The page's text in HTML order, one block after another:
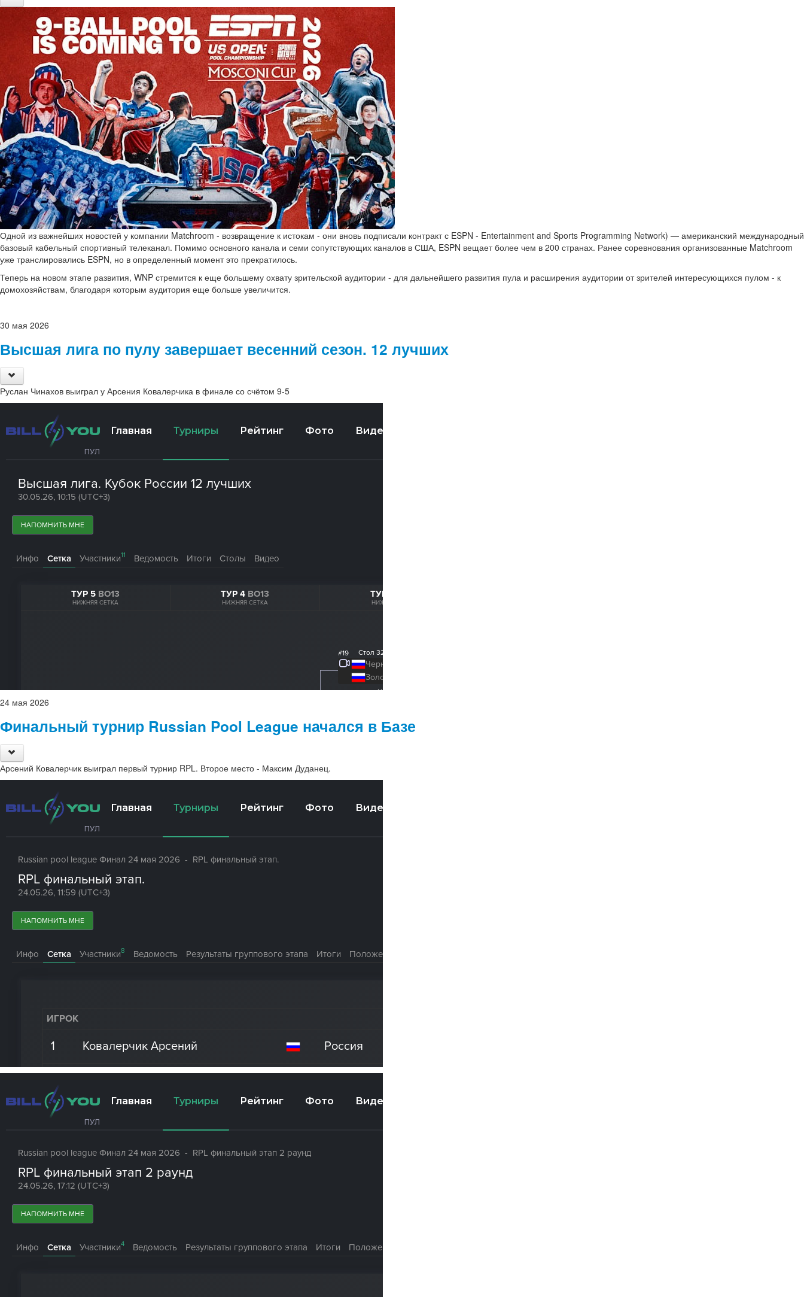
Одной из важнейших новостей у компании Matchroom - возвращение к истокам - они вновь подписали контракт с ESPN - Entertainment and Sports Programming Network) — американский международный
базовый кабельный спортивный телеканал. Помимо основного канала и семи сопутствующих каналов в США, ESPN вещает более чем в 200 странах. Ранее соревнования организованные Matchroom
уже транслировались ESPN, но в определенный момент это прекратилось.
Теперь на новом этапе развития, WNP стремится к еще большему охвату зрительской аудитории - для дальнейшего развития пула и расширения аудитории от зрителей интересующихся пулом - к
домохозяйствам, благодаря которым аудитория еще больше увеличится.
30 мая 2026
Высшая лига по пулу завершает весенний сезон. 12 лучших
Руслан Чинахов выиграл у Арсения Ковалерчика в финале со счётом 9-5
24 мая 2026
Финальный турнир Russian Pool League начался в Базе
Арсений Ковалерчик выиграл первый турнир RPL. Второе место - Максим Дуданец.